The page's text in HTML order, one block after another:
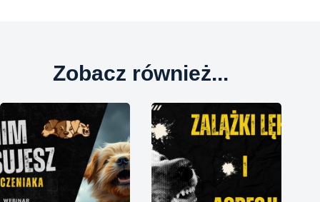
Zobacz również...